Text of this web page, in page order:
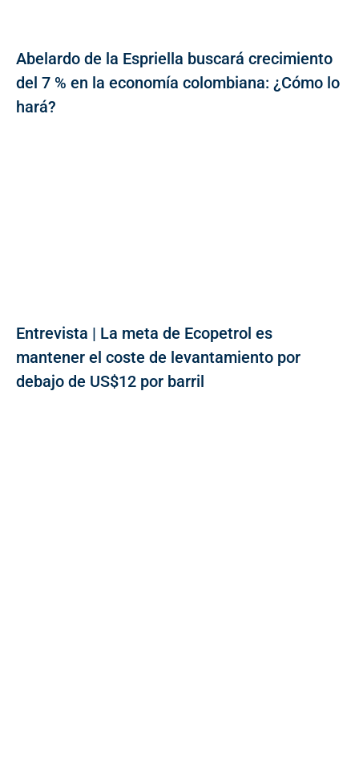
Abelardo de la Espriella buscará crecimiento
del 7 % en la economía colombiana: ¿Cómo lo
hará?
Entrevista | La meta de Ecopetrol es
mantener el coste de levantamiento por
debajo de US$12 por barril